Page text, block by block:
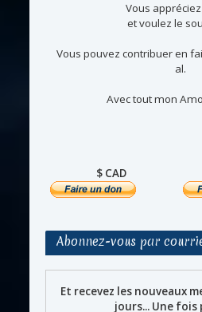
Vous
et voulez le
Vous pouvez contribuer en
al.
Avec tout mon
$ CAD
Abonnez-vous par
Et recevez les nouveaux
jours... Une fois